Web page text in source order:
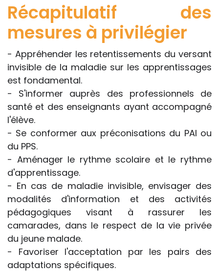
Récapitulatif des
mesures à privilégier
- Appréhender les retentissements du versant
invisible de la maladie sur les apprentissages
est fondamental.
- S'informer auprès des professionnels de
santé et des enseignants ayant accompagné
l'élève.
- Se conformer aux préconisations du PAI ou
du PPS.
- Aménager le rythme scolaire et le rythme
d'apprentissage.
- En cas de maladie invisible, envisager des
modalités d'information et des activités
pédagogiques visant à rassurer les
camarades, dans le respect de la vie privée
du jeune malade.
- Favoriser l'acceptation par les pairs des
adaptations spécifiques.